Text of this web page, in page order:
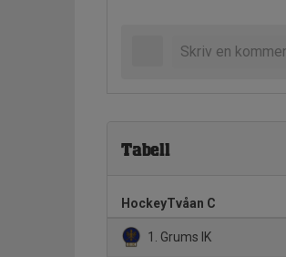
Tabell
HockeyTvåan C
1. Grums IK